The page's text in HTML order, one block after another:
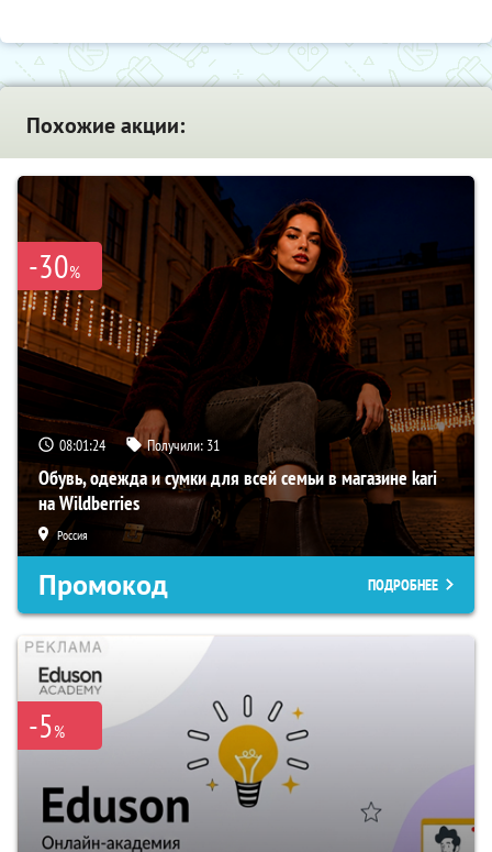
Похожие акции:
-30%
08:01:23 Получили: 31
Обувь, одежда и сумки для всей семьи в магазине kari
на Wildberries
Россия
Промокод ПОДРОБНЕЕ
-5%